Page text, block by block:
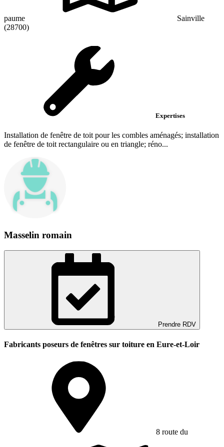
paume
Sainville
(28700)
Expertises
Installation de fenêtre de toit pour les combles aménagés; installation
de fenêtre de toit rectangulaire ou en triangle; réno...
Masselin romain
Prendre RDV
Fabricants poseurs de fenêtres sur toiture en Eure-et-Loir
8 route du